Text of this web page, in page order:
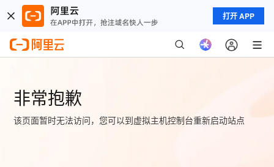
打开 APP
非常抱歉
该页面暂时无法访问，您可以到虚拟主机控制台重新启动站点